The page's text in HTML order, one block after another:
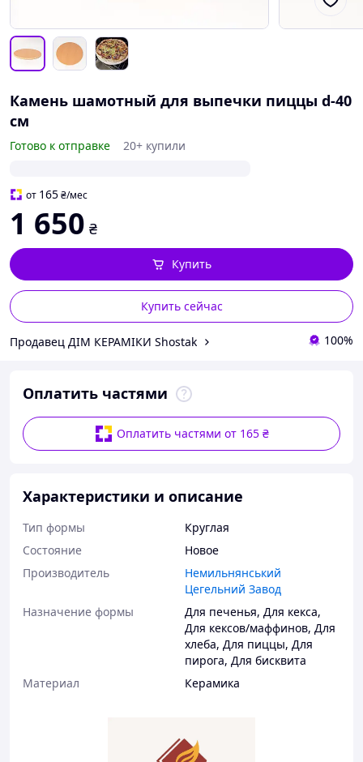
Камень шамотный для выпечки пиццы d-40
см
Готово к отправке 20+ купили
от 165₴/мес
1 650 ₴
Купить сейчас
Купить
Продавец ДІМ КЕРАМІКИ Shostak 100%
Оплатить частями
Оплатить частями от 165 ₴
Характеристики и описание
Тип формы
Круглая
Состояние
Новое
Производитель
Немильнянський
Цегельний Завод
Назначение формы
Для печенья, Для кекса,
Для кексов/маффинов, Для
хлеба, Для пиццы, Для
пирога, Для бисквита
Материал
Керамика